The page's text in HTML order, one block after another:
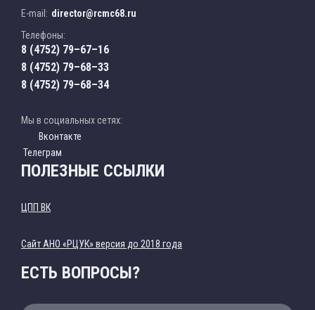
E-mail: director@rcmc68.ru
Телефоны:
8 (4752) 79–67–16
8 (4752) 79–68–33
8 (4752) 79–68–34
Мы в социальных сетях:
Вконтакте
Телеграм
ПОЛЕЗНЫЕ ССЫЛКИ
ЦПП ВК
Cайт АНО «РЦУК» версия до 2018 года
ЕСТЬ ВОПРОСЫ?